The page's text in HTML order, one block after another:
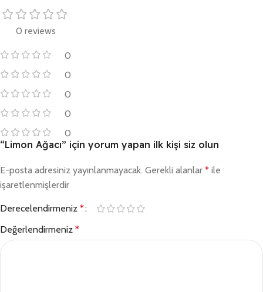
0 reviews
0
0
0
0
0
“Limon Ağacı” için yorum yapan ilk kişi siz olun
E-posta adresiniz yayınlanmayacak. Gerekli alanlar * ile
işaretlenmişlerdir
Derecelendirmeniz *
Değerlendirmeniz *